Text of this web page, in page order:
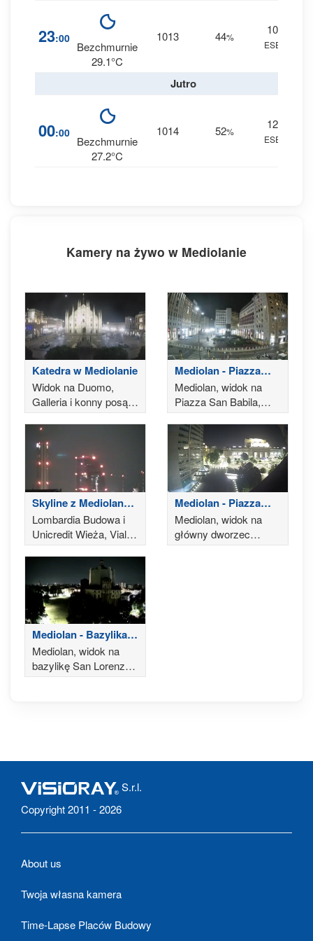
23:00
Bezchmurnie
29.1°C
1013 44%
10
ESE
Jutro
00:00
Bezchmurnie
27.2°C
1014 52%
12
ESE
Kamery na żywo w Mediolanie
Katedra w Mediolanie
Widok na Duomo,
Galleria i konny posąg
Vittorio Emanuele II
Mediolan - Piazza
San Babila
Mediolan, widok na
Piazza San Babila,
Corso Europa i Corso
Vittorio Emanuele II
Skyline z Mediolanu -
Pogoda
Lombardia Budowa i
Unicredit Wieża, Viale
Zara, prognoza pogody
Mediolan - Piazza
Duca d'Aosta
Mediolan, widok na
główny dworzec
kolejowy i Piazza Duca
Mediolan - Bazylika
San Lorenzo
Maggiore
Mediolan, widok na
bazylikę San Lorenzo
Maggiore w Parco
S.r.l.
Copyright 2011 - 2026
About us
Twoja własna kamera
Time-Lapse Placów Budowy